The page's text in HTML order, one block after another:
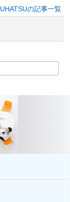
の記事一覧